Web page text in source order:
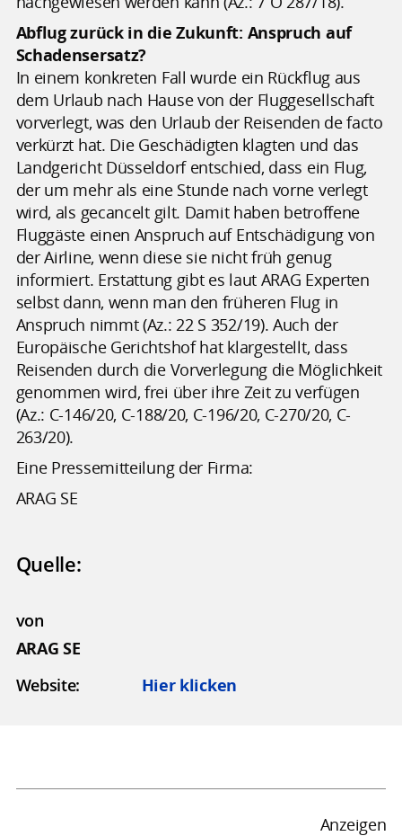
Abflug zurück in die Zukunft: Anspruch auf
Schadensersatz?
In einem konkreten Fall wurde ein Rückflug aus
dem Urlaub nach Hause von der Fluggesellschaft
vorverlegt, was den Urlaub der Reisenden de facto
verkürzt hat. Die Geschädigten klagten und das
Landgericht Düsseldorf entschied, dass ein Flug,
der um mehr als eine Stunde nach vorne verlegt
wird, als gecancelt gilt. Damit haben betroffene
Fluggäste einen Anspruch auf Entschädigung von
der Airline, wenn diese sie nicht früh genug
informiert. Erstattung gibt es laut ARAG Experten
selbst dann, wenn man den früheren Flug in
Anspruch nimmt (Az.: 22 S 352/19). Auch der
Europäische Gerichtshof hat klargestellt, dass
Reisenden durch die Vorverlegung die Möglichkeit
genommen wird, frei über ihre Zeit zu verfügen
(Az.: C-146/20, C-188/20, C-196/20, C-270/20, C-
263/20).
Eine Pressemitteilung der Firma:
ARAG SE
Quelle:
von
ARAG SE
Website:
Hier klicken
Anzeigen